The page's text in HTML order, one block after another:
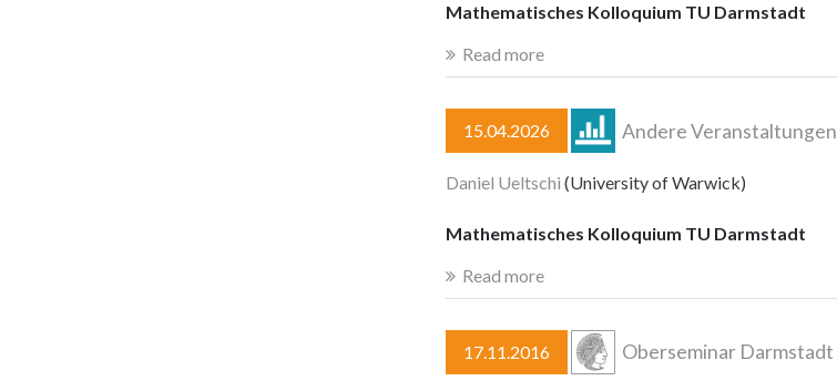
Mathematisches Kolloquium TU Darmstadt
Read more
15.04.2026 Andere Veranstaltungen
Daniel Ueltschi (University of Warwick)
Mathematisches Kolloquium TU Darmstadt
Read more
17.11.2016 Oberseminar Darmstadt